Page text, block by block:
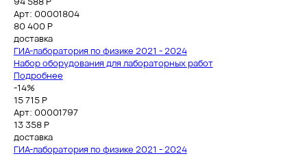
Арт: 00001804
80 400Р
доставка
ГИА-лаборатория по физике 2021 - 2024
Набор оборудования для лабораторных работ
Подробнее
-14%
15 715 Р
Арт: 00001797
13 358Р
доставка
ГИА-лаборатория по физике 2021 - 2024